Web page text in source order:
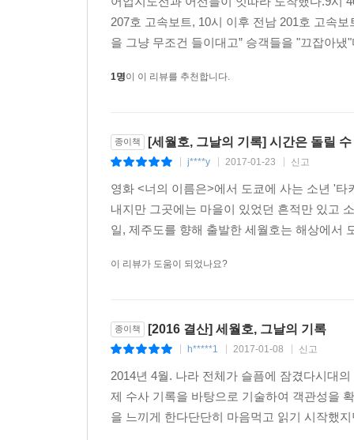
교신은 검찰과 법원, 국회, 감사원에서도 공개되지
마지막 교신을 통해 세월호 선원들이 조타실에
탈출 순서는 뒤로 밀릴 수밖에 없었다. 그러나 대
*해경이 제출한 5개의 TRS 녹취록을 분석하고, 누
녹취록을 비교·대조하며 삭제하거나 의도적으
선원인 줄 몰랐다’, ‘승객이 450명 이상인 줄 몰
서로 다른 TRS 녹취록을 만들었고, 이 녹취록을
정장 김경일 보고의 실제 시간은 9시 37분으로,
교신 기록 가운데 표준 시간에 맞는 정확한 기록
검찰도, 법원도, 감사원도, 국회도 시간 오차를
실제 상황과 대조해 시간 오차를 밝혀냈다. 짧게
207호 고속보트, 10시 이후 전남 201호 고속
을 그냥 무조건 들이대고” 승객들을 "끄잡아
1명이 이 리뷰를 추천합니다.
종이책 [세월호, 그날의 기록] 시간은 돌릴
j****y 2017-01-23 신고
영화 <너의 이름은>에서 도쿄에 사는 소년 '
내지만 그곳에는 마을이 있었던 흔적만 있고
일, 제주도를 향해 출발한 세월호는 해상에서
이 리뷰가 도움이 되었나요?
종이책 [2016 결산] 세월호, 그날의 기록
h*****1 2017-01-08 신고
2014년 4월. 나라 전체가 슬픔에 잠겼다시대
제 수사 기록을 바탕으로 기술하여 객관성을
을 느끼게 한다단단히 마음먹고 읽기 시작했